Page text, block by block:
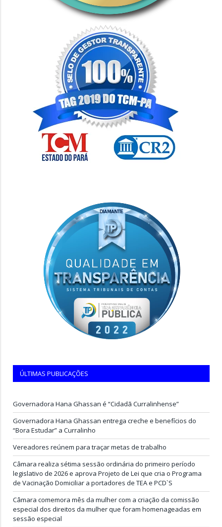
ÚLTIMAS PUBLICAÇÕES
Governadora Hana Ghassan é “Cidadã Curralinhense”
Governadora Hana Ghassan entrega creche e benefícios do
“Bora Estudar” a Curralinho
Vereadores reúnem para traçar metas de trabalho
Câmara realiza sétima sessão ordinária do primeiro período
legislativo de 2026 e aprova Projeto de Lei que cria o Programa
de Vacinação Domiciliar a portadores de TEA e PCD`S
Câmara comemora mês da mulher com a criação da comissão
especial dos direitos da mulher que foram homenageadas em
sessão especial